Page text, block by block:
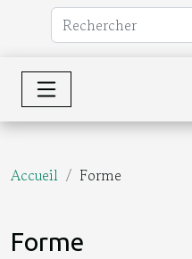
Accueil Forme
Forme